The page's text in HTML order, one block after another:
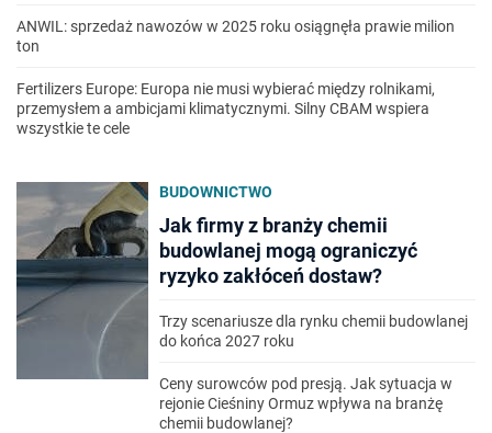
ANWIL: sprzedaż nawozów w 2025 roku osiągnęła prawie milion
ton
Fertilizers Europe: Europa nie musi wybierać między rolnikami,
przemysłem a ambicjami klimatycznymi. Silny CBAM wspiera
wszystkie te cele
BUDOWNICTWO
Jak firmy z branży chemii
budowlanej mogą ograniczyć
ryzyko zakłóceń dostaw?
Trzy scenariusze dla rynku chemii budowlanej
do końca 2027 roku
Ceny surowców pod presją. Jak sytuacja w
rejonie Cieśniny Ormuz wpływa na branżę
chemii budowlanej?